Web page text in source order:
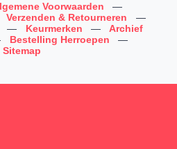
Voorwaarden
—
Verzenden & Retourneren
—
— Keurmerken —
Archief
Bestelling Herroepen
—
Sitemap